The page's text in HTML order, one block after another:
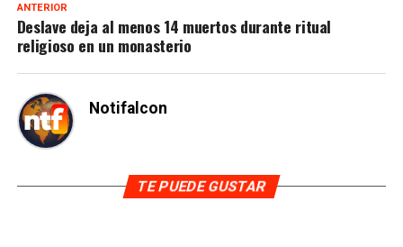
ANTERIOR
Deslave deja al menos 14 muertos durante ritual
religioso en un monasterio
Notifalcon
TE PUEDE GUSTAR